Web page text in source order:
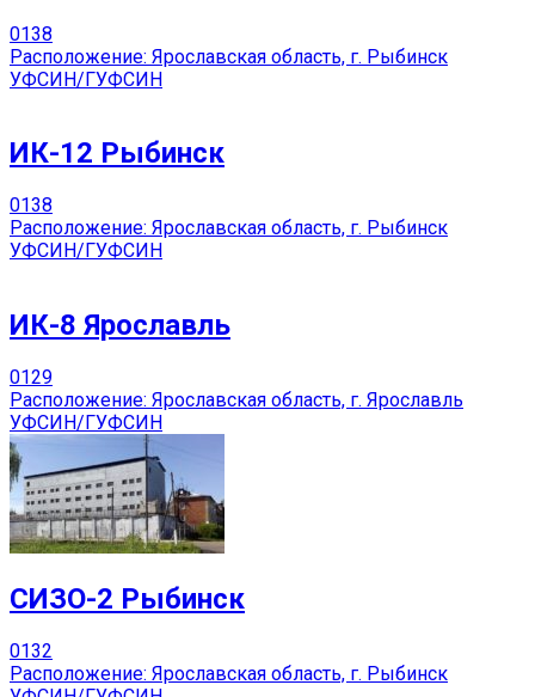
0138
Расположение: Ярославская область, г. Рыбинск
УФСИН/ГУФСИН
ИК-12 Рыбинск
0138
Расположение: Ярославская область, г. Рыбинск
УФСИН/ГУФСИН
ИК-8 Ярославль
0129
Расположение: Ярославская область, г. Ярославль
УФСИН/ГУФСИН
СИЗО-2 Рыбинск
0132
Расположение: Ярославская область, г. Рыбинск